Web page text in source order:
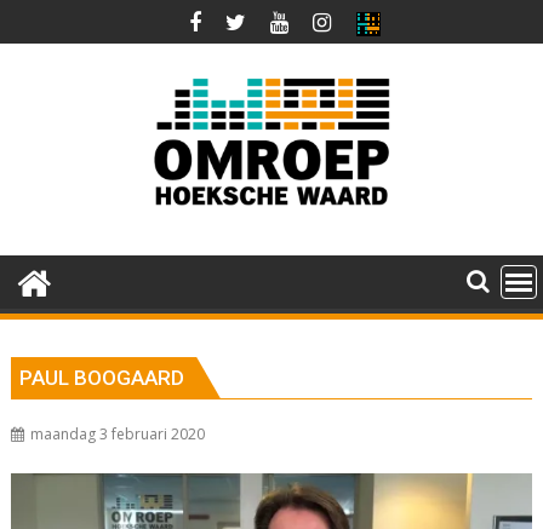
naar
PAUL BOOGAARD
maandag 3 februari 2020